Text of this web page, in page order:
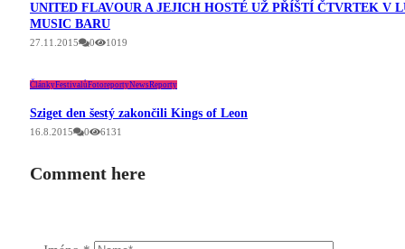
UNITED FLAVOUR A JEJICH HOSTÉ UŽ PŘÍŠTÍ ČTVRTEK V
MUSIC BARU
27.11.2015 0 1019
ČlánkyFestivalůFotoreportyNewsReporty
Sziget den šestý zakončili Kings of Leon
16.8.2015 0 6131
Comment here